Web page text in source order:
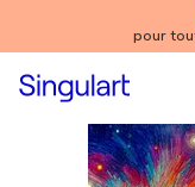
pour